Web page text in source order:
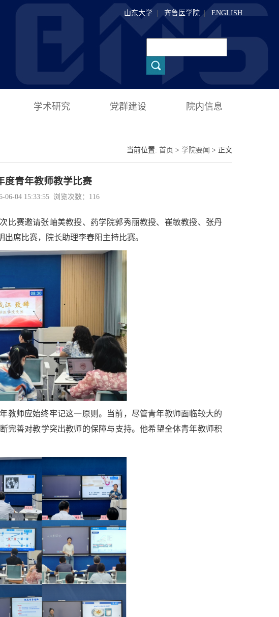
山东大学 齐鲁医学院 | ENGLISH
学术研究 党群建设 院内信息
当前位置: 首页 > 学院要闻 > 正文
度青年教师教学比赛
04 15:33:55 浏览次数： 116
比赛邀请张岫美教授、药学院郭秀丽教授、崔敏教授、张丹
席比赛，院长助理李春阳主持比赛。
教师应始终牢记这一原则。当前，尽管青年教师面临较大的
完善对教学突出教师的保障与支持。他希望全体青年教师积